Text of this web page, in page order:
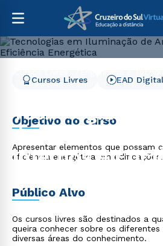
Tecnologias em Iluminação de
Tecnologias em
Iluminação de
Internos e
Cursos Livres EAD Digital
Objetivo do curso
Apresentar elementos que possam
eficiência energética em edificações.
Público Alvo
Os cursos livres são destinados a
queira conhecer sobre os
diversas áreas do conhecimento.